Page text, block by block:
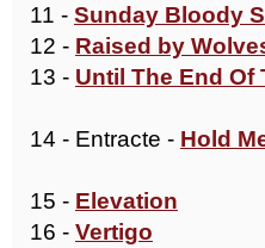
11 - Sunday Bloody
12 - Raised by
13 - Until The End Of
14 - Entracte - Hold
15 - Elevation
16 - Vertigo